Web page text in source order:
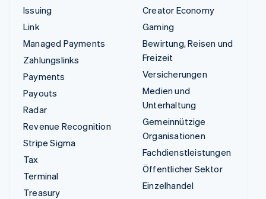
Issuing
Link
Managed Payments
Zahlungslinks
Payments
Payouts
Radar
Revenue Recognition
Stripe Sigma
Tax
Terminal
Treasury
Creator Economy
Gaming
Bewirtung, Reisen und
Freizeit
Versicherungen
Medien und
Unterhaltung
Gemeinnützige
Organisationen
Fachdienstleistungen
Öffentlicher Sektor
Einzelhandel